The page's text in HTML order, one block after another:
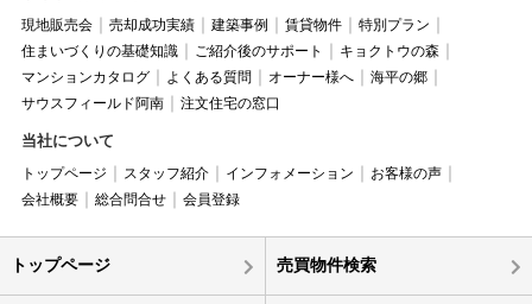
現地販売会 売却成功実績 建築事例 賃貸物件
特別プラン
住まいづくりの基礎知識
ご紹介後のサポート
キョクトウの森
マンションカタログ
よくある質問 オーナー様へ
海平の郷
サウスフィールド阿南
注文住宅の窓口
当社について
トップページ スタッフ紹介 インフォメーション
お客様の声
会社概要
総合問合せ 会員登録
トップページ 売買物件検索